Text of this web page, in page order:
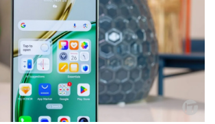
CHILE
ARGENTINA
MÉXICO